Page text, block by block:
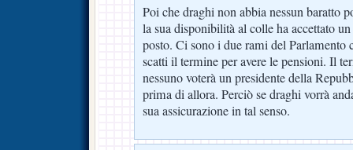
Poi che draghi non abbia nessun baratto
la sua disponibilità al colle ha accettato
posto. Ci sono i due rami del Parlamento
scatti il termine per avere le pensioni. Il
nessuno voterà un presidente della
prima di allora. Perciò se draghi vorrà
sua assicurazione in tal senso.